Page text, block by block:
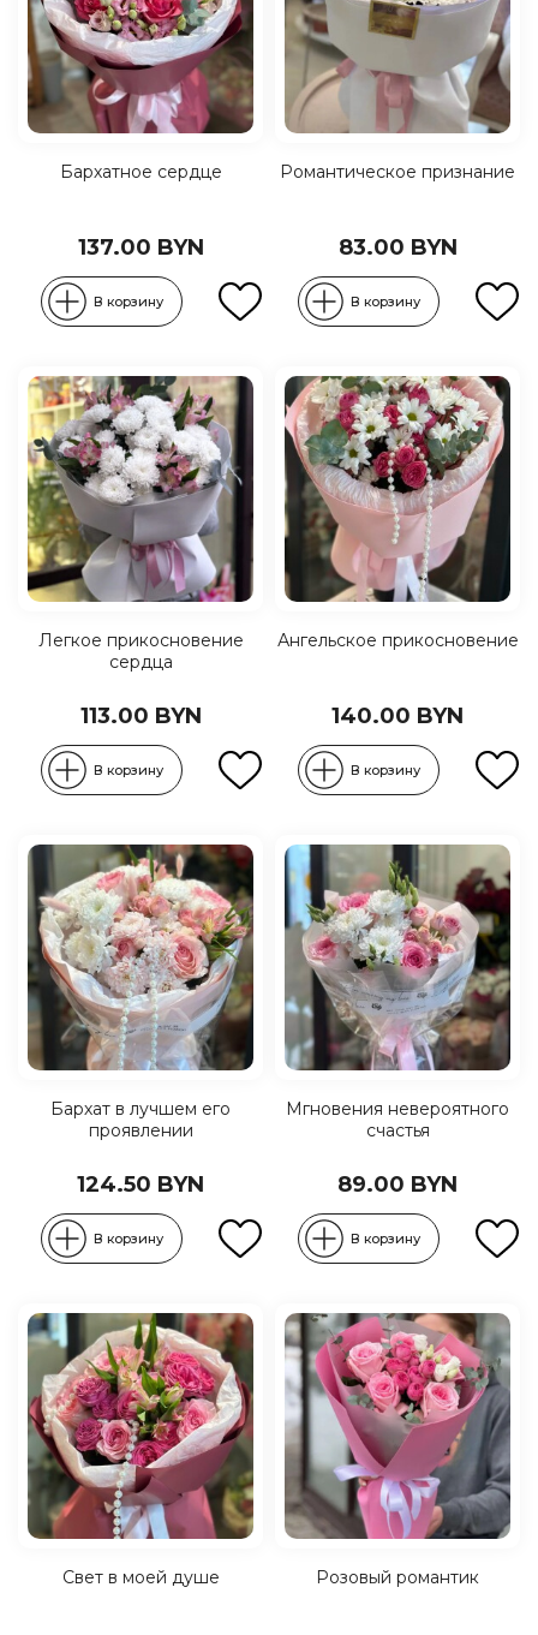
Бархатное сердце
137.00 BYN
В корзину
Романтическое признание
83.00 BYN
В корзину
Легкое прикосновение
сердца
113.00 BYN
В корзину
Ангельское прикосновение
140.00 BYN
В корзину
Бархат в лучшем его
проявлении
124.50 BYN
В корзину
Мгновения невероятного
счастья
89.00 BYN
В корзину
Свет в моей душе Розовый романтик